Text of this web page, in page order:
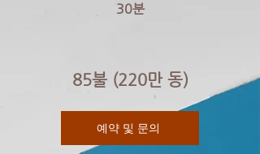
30분
85불 (220만 동)
예약 및 문의